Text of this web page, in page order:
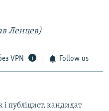
Ленцев)
VPN Follow us
публіцист, кандидат